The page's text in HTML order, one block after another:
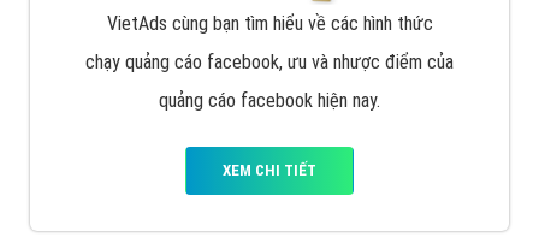
VietAds cùng bạn tìm hiểu về các hình thức
chạy quảng cáo facebook, ưu và nhược điểm của
quảng cáo facebook hiện nay.
XEM CHI TIẾT